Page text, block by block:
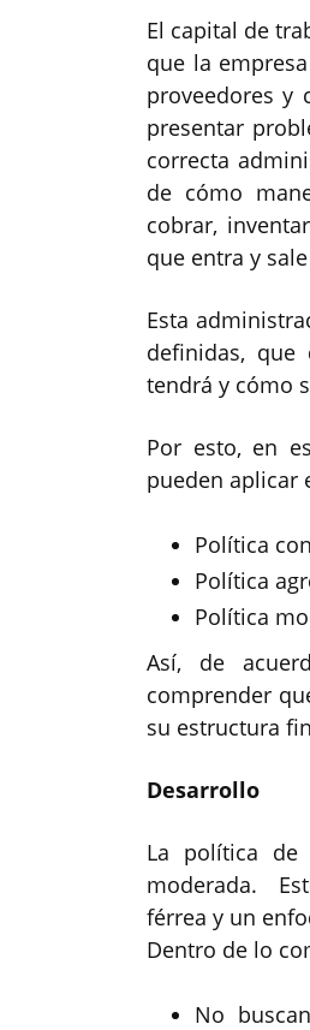
El capital de
que la
proveedores y
presentar
correcta
de cómo
cobrar,
que entra y
Esta
definidas, que
tendrá y cómo
Por esto, en
pueden aplicar
Política
Política
Política
Así, de
comprender
su estructura
Desarrollo
La política
moderada.
férrea y un
Dentro de lo
No